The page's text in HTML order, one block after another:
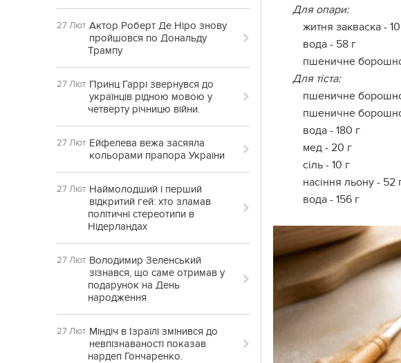
27 Лют Актор Роберт Де Ніро знову
пройшовся по Дональду
Трампу
27 Лют Принц Гаррі звернувся до
українців рідною мовою у
четверту річницю війни.
27 Лют Ейфелева вежа засяяла
кольорами прапора України
27 Лют Наймолодший і перший
відкритий гей: хто зламав
політичні стереотипи в
Нідерландах
27 Лют Володимир Зеленський
зізнався, що саме отримав у
подарунок на День
народження
27 Лют Міндіч в Ізраїлі змінився до
невпізнаваності показав
нардеп Гончаренко.
Для опари:
житня закваска -
вода - 58 г
пшеничне
Для тіста:
пшеничне
пшеничне
вода - 180 г
мед - 20 г
сіль - 10 г
насіння льону - 52
вода - 156 г